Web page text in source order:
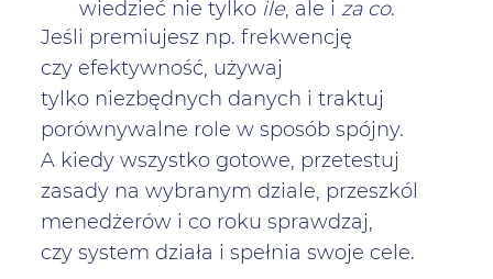
wiedzieć nie tylko ile, ale i za co.
Jeśli premiujesz np. frekwencję
czy efektywność, używaj
tylko niezbędnych danych i traktuj
porównywalne role w sposób spójny.
A kiedy wszystko gotowe, przetestuj
zasady na wybranym dziale, przeszkól
menedżerów i co roku sprawdzaj,
czy system działa i spełnia swoje cele.